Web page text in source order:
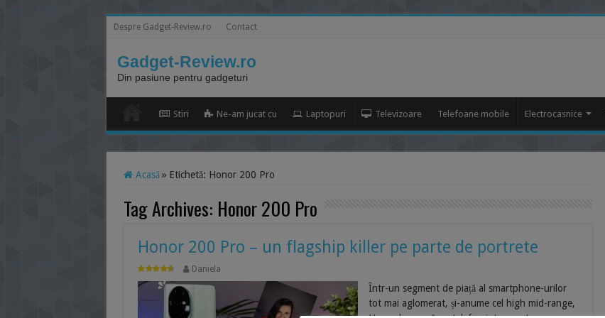
Despre Gadget-Review.ro Contact
Gadget-Review.ro
Din pasiune pentru gadgeturi
Stiri Ne-am jucat cu Laptopuri Televizoare Telefoane mobile Electrocasnice
Acasă » Etichetă: Honor 200 Pro
Tag Archives: Honor 200 Pro
Honor 200 Pro – un flagship killer pe parte de portrete
Daniela
Într-un segment de piață al smartphone-urilor
tot mai aglomerat, și-anume cel high mid-range,